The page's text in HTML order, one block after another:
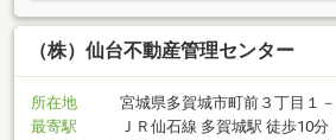
（株）仙台不動産管理センター
所在地
宮城県多賀城市町前３丁目１
最寄駅
ＪＲ仙石線 多賀城駅 徒歩10分